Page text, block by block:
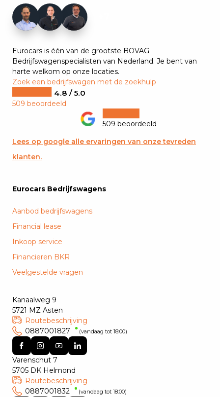
Eurocars is één van de grootste BOVAG
Bedrijfswagenspecialisten van Nederland. Je bent van
harte welkom op onze locaties.
Zoek een bedrijfswagen met de zoekhulp
4.8 / 5.0
509 beoordeeld
509 beoordeeld
Lees op google alle ervaringen van onze tevreden
klanten.
Eurocars Bedrijfswagens
Aanbod bedrijfswagens
Financial lease
Inkoop service
Financieren BKR
Veelgestelde vragen
Kanaalweg 9
5721 MZ Asten
Routebeschrijving
0887001827
(vandaag tot 18:00)
Varenschut 7
5705 DK Helmond
Routebeschrijving
0887001832
(vandaag tot 18:00)